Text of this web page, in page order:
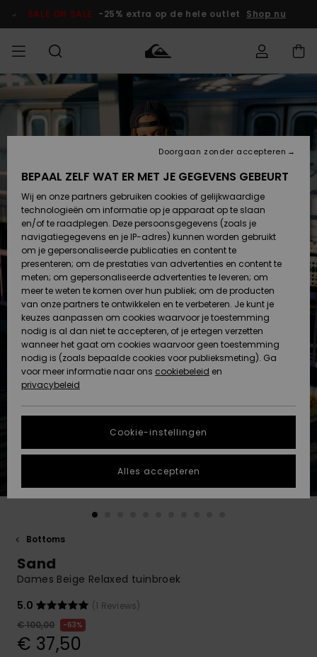
Productinformatie
SALE ON SALE -25% extra op de hele outlet Shop nu
HEREN Kleding
Accessoires
Schoenen &
Slippers
Surf /
Water
Snow
Nieuw
Highlights
JONGENS
Kleding
Accessoires
Schoenen &
Slippers
Surf /
Water
Sneeuw
Nieuw
Highlights
DAMES
Shop
Highlights
Snow
SURF
Heren Surf
Shop
Surf Shop
Highlights
Community
SNOW
Heren Snow
Shop
Snow Shop
Dames
Snow Shop
Highlights
Gemeenschap
SALE ON
SALE
HEREN
OUTLET
Kinderen
VROUW
OUTLET
Regio- En
Taalinstellingen
Nederlands
Retouren
Betaling
Giftcard
Quiksilver
Freedom
Gegevensbescherming
gesprek om het
snelste
vraag te
krijgen.
de meest
vragen en ons
contactformulier.
DUURZAAMHEID
STORE LOCATOR
VERLANGLIJST
Bottoms
Sand
Dames Beige Relaxed tuinbroek
5.0
(1 Reviews)
€ 100,00
63%
€ 37,50
BEPAAL ZELF WAT ER MET JE GEGEVENS GEBEURT
Wij en onze partners gebruiken cookies of gelijkwaardige
technologieën om informatie op je apparaat op te slaan
en/of te raadplegen. Deze persoonsgegevens (zoals je
navigatiegegevens en je IP-adres) kunnen worden gebruikt
om je gepersonaliseerde publicaties en content te
presenteren; om de prestaties van advertenties en content te
meten; om gepersonaliseerde advertenties te leveren; om
meer te weten te komen over hun publiek; om de producten
van onze partners te ontwikkelen en te verbeteren. Je kunt je
keuzes aanpassen om cookies waarvoor je toestemming
nodig is al dan niet te accepteren, of je ertegen verzetten
wanneer het gaat om cookies waarvoor geen toestemming
nodig is (zoals bepaalde cookies voor publieksmeting). Ga
voor meer informatie naar ons cookiebeleid en
privacybeleid
Cookie-instellingen
Doorgaan zonder accepteren
Alles accepteren